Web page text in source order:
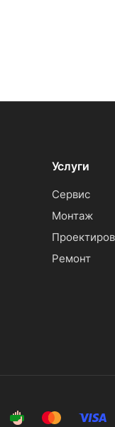
Услуги
Сервис
Монтаж
Ремонт